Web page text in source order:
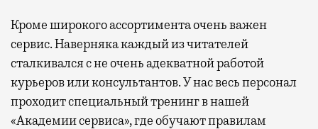
Кроме широкого ассортимента очень важен
сервис. Наверняка каждый из читателей
сталкивался с не очень адекватной работой
курьеров или консультантов. У нас весь персонал
проходит специальный тренинг в нашей
«Академии сервиса», где обучают правилам